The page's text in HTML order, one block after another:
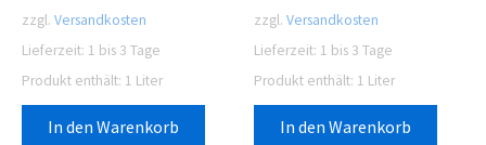
zzgl. Versandkosten
Lieferzeit: 1 bis 3 Tage
Produkt enthält: 1 Liter
In den Warenkorb
zzgl. Versandkosten
Lieferzeit: 1 bis 3 Tage
Produkt enthält: 1 Liter
In den Warenkorb